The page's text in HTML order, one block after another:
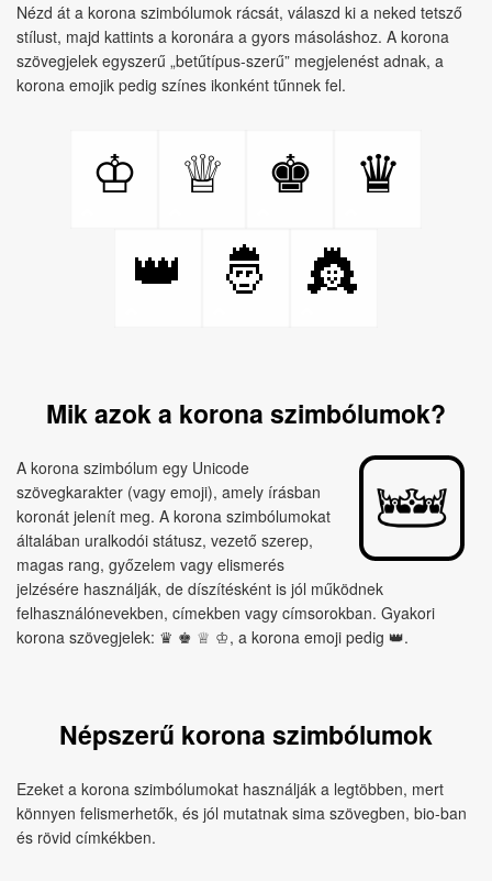
Nézd át a korona szimbólumok rácsát, válaszd ki a neked tetsző
stílust, majd kattints a koronára a gyors másoláshoz. A korona
szövegjelek egyszerű „betűtípus-szerű” megjelenést adnak, a
korona emojik pedig színes ikonként tűnnek fel.
♔ ♕ ♚
♛
👑
🤴 👸
Mik azok a korona szimbólumok?
A korona szimbólum egy Unicode
szövegkarakter (vagy emoji), amely írásban
koronát jelenít meg. A korona szimbólumokat
általában uralkodói státusz, vezető szerep,
magas rang, győzelem vagy elismerés
jelzésére használják, de díszítésként is jól működnek
felhasználónevekben, címekben vagy címsorokban. Gyakori
korona szövegjelek: ♛ ♚ ♕ ♔, a korona emoji pedig 👑.
Népszerű korona szimbólumok
Ezeket a korona szimbólumokat használják a legtöbben, mert
könnyen felismerhetők, és jól mutatnak sima szövegben, bio-ban
és rövid címkékben.